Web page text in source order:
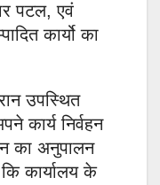
पटल, एवं
कार्यो का
उपस्थित
कार्य निर्वहन
का अनुपालन
कार्यालय के